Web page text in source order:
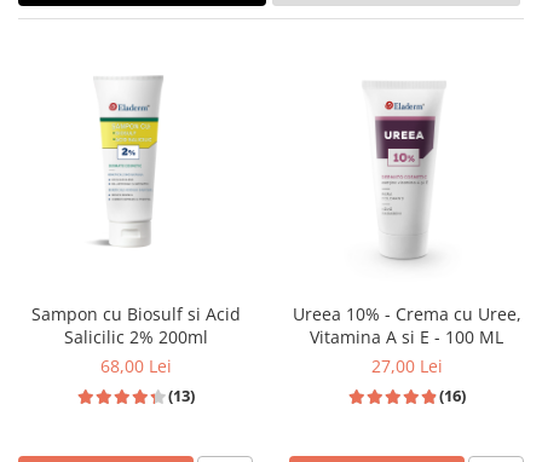
Seruri
Lotiuni tonice
Produse pentru curatare
Creme Emoliente
Produse pentru pete pigmentare
Pachete
Sampon cu Biosulf si Acid
Salicilic 2% 200ml
68,00 Lei
(13)
Ureea 10% - Crema cu Uree,
Vitamina A si E - 100 ML
27,00 Lei
(16)